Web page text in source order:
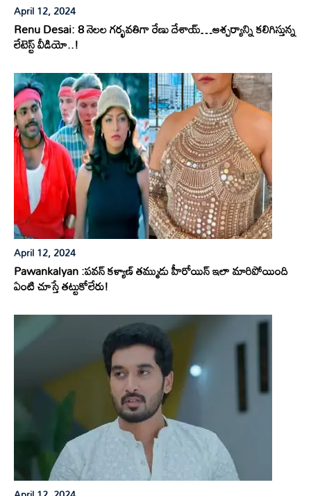
April 12, 2024
Renu Desai: 8 నెలల గర్భవతిగా రేణు దేశాయ్…ఆశ్చర్యాన్ని కలిగిస్తున్న
లేటెస్ట్ వీడియో..!
April 12, 2024
Pawankalyan :పవన్ కళ్యాణ్ తమ్ముడు హీరోయిన్ ఇలా మారిపోయింది
ఏంటి చూస్తే తట్టుకోలేరు!